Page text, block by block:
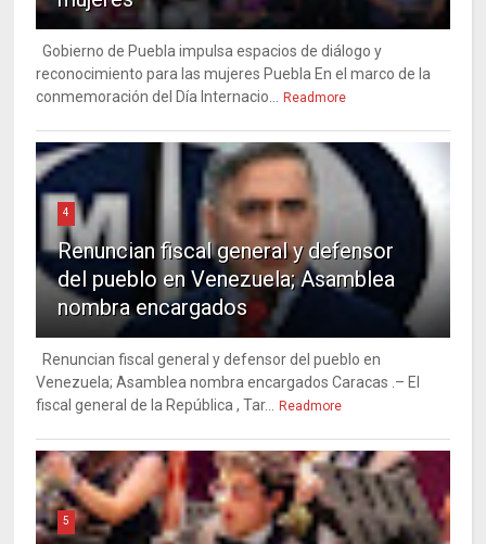
Gobierno de Puebla impulsa espacios de diálogo y
reconocimiento para las mujeres Puebla En el marco de la
conmemoración del Día Internacio...
Readmore
4
Renuncian fiscal general y defensor
del pueblo en Venezuela; Asamblea
nombra encargados
Renuncian fiscal general y defensor del pueblo en
Venezuela; Asamblea nombra encargados Caracas .– El
fiscal general de la República , Tar...
Readmore
5